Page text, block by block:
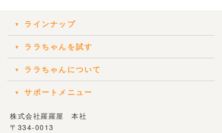
ラインナップ
ララちゃんを試す
ララちゃんについて
サポートメニュー
株式会社羅羅屋 本社
〒334-0013